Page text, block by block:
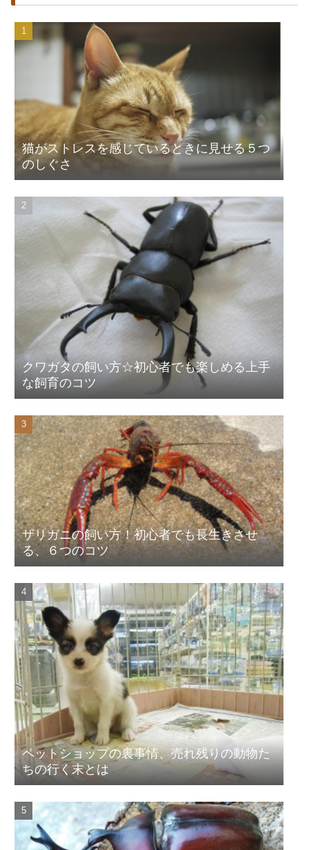
猫がストレスを感じているときに見せる５つ
のしぐさ
クワガタの飼い方☆初心者でも楽しめる上手
な飼育のコツ
ザリガニの飼い方！初心者でも長生きさせ
る、６つのコツ
ペットショップの裏事情、売れ残りの動物た
ちの行く末とは